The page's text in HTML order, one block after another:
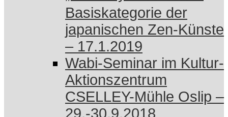
Basiskategorie der
japanischen Zen-Künste
– 17.1.2019
Wabi-Seminar im Kultur-
Aktionszentrum
CSELLEY-Mühle Oslip –
29.-30.9.2018